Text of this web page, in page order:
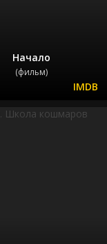
Начало
(фильм)